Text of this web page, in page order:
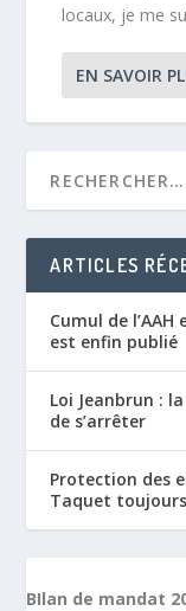
locaux, je me
EN SAVOIR
ARTICLES
Cumul de
est enfin publié
Loi Jeanbrun :
de s’arrêter
Protection des
Taquet
BIlan de mandat